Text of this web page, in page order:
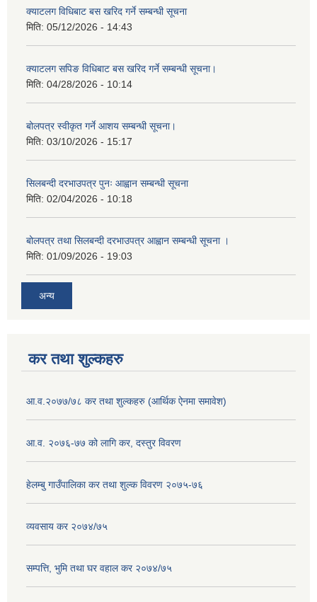
क्याटलग विधिबाट बस खरिद गर्ने सम्बन्धी सूचना
मिति: 05/12/2026 - 14:43
क्याटलग सपिङ विधिबाट बस खरिद गर्ने सम्बन्धी सूचना।
मिति: 04/28/2026 - 10:14
बोलपत्र स्वीकृत गर्ने आशय सम्बन्धी सूचना।
मिति: 03/10/2026 - 15:17
सिलबन्दी दरभाउपत्र पुनः आह्वान सम्बन्धी सूचना
मिति: 02/04/2026 - 10:18
बोलपत्र तथा सिलबन्दी दरभाउपत्र आह्वान सम्बन्धी सूचना ।
मिति: 01/09/2026 - 19:03
अन्य
कर तथा शुल्कहरु
आ.व.२०७७/७८ कर तथा शुल्कहरु (आर्थिक ऐनमा समावेश)
आ.व. २०७६-७७ को लागि कर, दस्तुर विवरण
हेलम्बु गाउँपालिका कर तथा शुल्क विवरण २०७५-७६
व्यवसाय कर २०७४/७५
सम्पत्ति, भुमि तथा घर वहाल कर २०७४/७५